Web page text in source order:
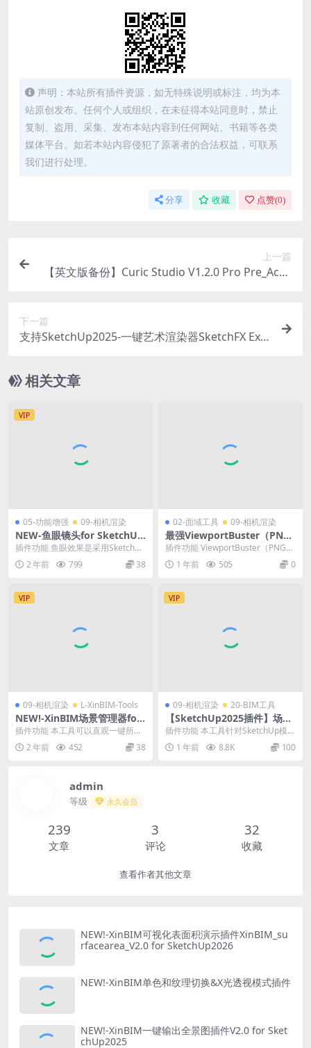
声明：本站所有插件资源，如无特殊说明或标注，均为本
站原创发布。任何个人或组织，在未征得本站同意时，禁止
复制、盗用、采集、发布本站内容到任何网站、书籍等各类
媒体平台。如若本站内容侵犯了原著者的合法权益，可联系
我们进行处理。
分享 收藏 点赞(0)
上一篇
【英文版备份】Curic Studio V1.2.0 Pro Pre_Activ
下一篇
支持SketchUp2025-一键艺术渲染器SketchFX Ex v
支持新版本
相关文章
VIP
05-功能增强 09-相机渲染
NEW-鱼眼镜头for SketchUp
2025工具
插件功能 鱼眼效果是采用SketchUp
模型制作漫画场景时开发的一款鱼
眼镜头效果...
2 年前 799 38
02-面域工具 09-相机渲染
最强ViewportBuster（PNG
导出器）中文版for SketchU
p2025，解除视口限制，彻底
释放您的 PNG 导出功能！
插件功能 ViewportBuster（PNG
导出器）彻底释放您的 PNG 导...
1 年前 505 0
VIP
09-相机渲染 L-XinBIM-Tools
NEW!-XinBIM场景管理器for
SketchUp2025中文版
插件功能 本工具可以直观一键所见
即所得进行场景的顶部，底部，左
侧，右侧，正面，背...
2 年前 452 38
VIP
09-相机渲染 20-BIM工具
【SketchUp2025插件】场景
导航工具XinBIM_Navigator_
插件功能 本工具针对SketchUp模型
场景大的尤其是规划景观和BIM类
设计模型...
1 年前 8.8K 100
admin
等级 永久会员
239
文章
3
评论
32
收藏
查看作者其他文章
NEW!-XinBIM可视化表面积演示插件XinBIM_su
rfacearea_V2.0 for SketchUp2026
NEW!-XinBIM单色和纹理切换&X光透视模式插件
NEW!-XinBIM一键输出全景图插件V2.0 for Sket
chUp2025